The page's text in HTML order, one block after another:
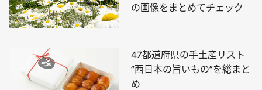
の画像をまとめてチェック
47都道府県の手土産リスト
“西日本の旨いもの”を総まと
め